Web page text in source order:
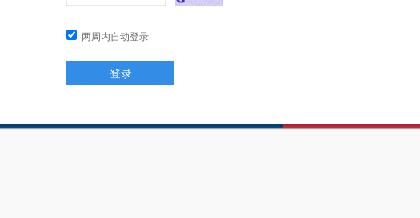
两周内自动登录
登录